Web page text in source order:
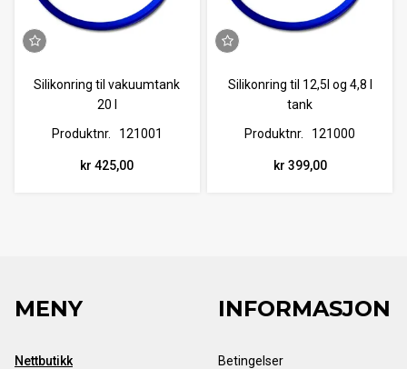
Silikonring til vakuumtank
20 l
Produktnr.
121001
kr 425,00
Silikonring til 12,5l og 4,8 l
tank
Produktnr.
121000
kr 399,00
MENY
Nettbutikk
INFORMASJON
Betingelser